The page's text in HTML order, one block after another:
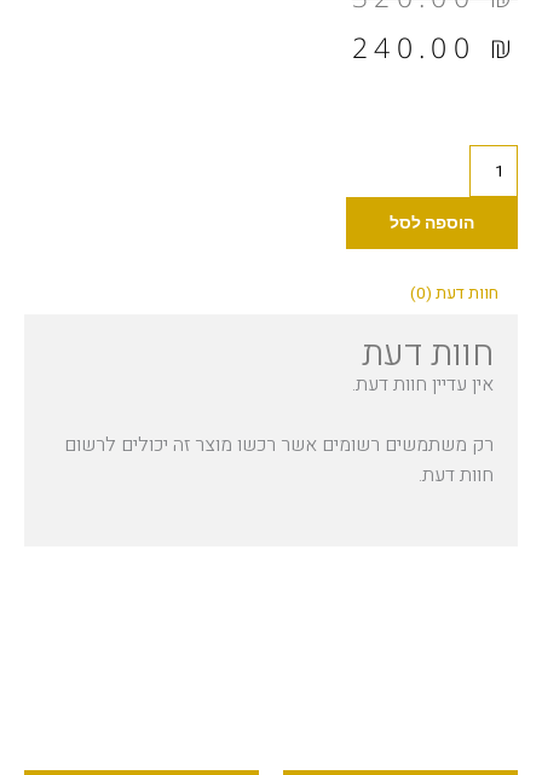
המקורי
320.00 ₪.
240.00 ₪
הנוכחי
240.00 ₪.
קריקטורות
הוספה לסל
חוות דעת (0)
חוות דעת
אין עדיין חוות דעת.
רק משתמשים רשומים אשר רכשו מוצר זה יכולים לרשום
חוות דעת.